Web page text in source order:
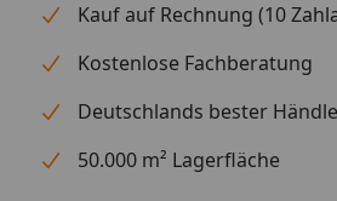
benötigt
Inhalt: 200g (ca. 60 Tabletten)
Fütterungsempfehlung
Kauf auf Rechnung (10
Kostenlose Fachberatung
Deutschlands bester
50.000 m² Lagerfläche